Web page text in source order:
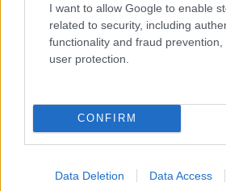
I want to allow Google to enable
related to security, including
functionality and fraud
user protection.
CONFIRM
Data Deletion Data Access